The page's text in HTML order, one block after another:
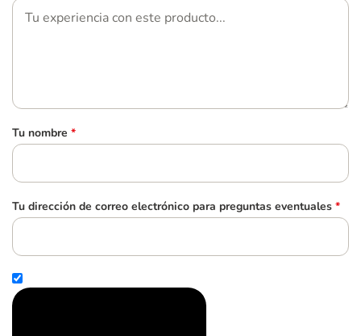
Tu nombre *
Tu dirección de correo electrónico para preguntas eventuales *